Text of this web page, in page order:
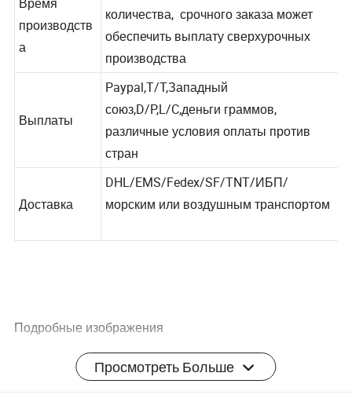
Время
производств
Около 5-15 дней в зависимости от
количества, срочного заказа может
обеспечить выплату сверхурочных
производства
Paypal,T/T,Западный
союз,D/P,L/C,деньги граммов,
различные условия оплаты против
стран
DHL/EMS/Fedex/SF/TNT/ИБП/
Подробные изображения
Просмотреть Больше